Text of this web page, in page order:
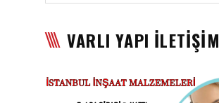
Asma Tavan Malzemesi
VARLI YAPI İLETİŞİM